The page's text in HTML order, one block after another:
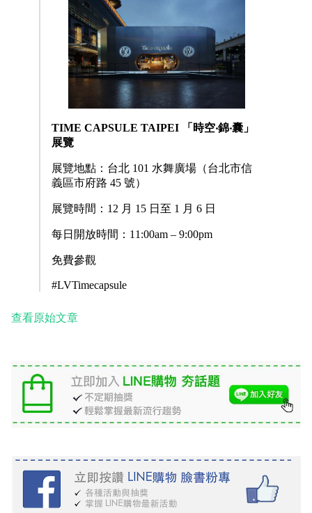
TIME CAPSULE TAIPEI 「時空‧錦‧囊」
展覽
展覽地點：台北 101 水舞廣場（台北市信
義區市府路 45 號）
展覽時間：12 月 15 日至 1 月 6 日
每日開放時間：11:00am – 9:00pm
免費參觀
#LVTimecapsule
查看原始文章